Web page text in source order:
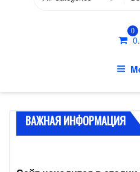
0
ВАЖНАЯ ИНФОРМАЦИЯ